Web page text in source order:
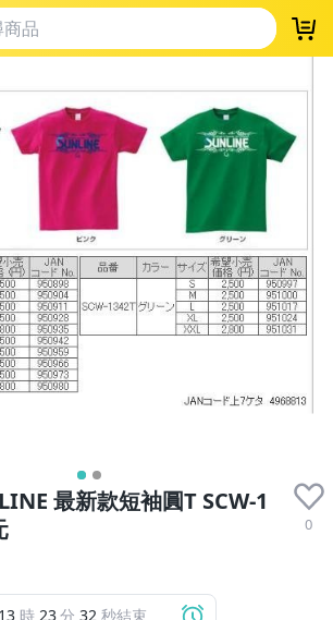
最新款短袖圓T SCW-1
0
13 時 23分 31 秒結束